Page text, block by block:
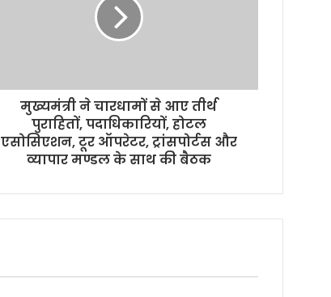
मुख्यमंत्री ने चारधामों से आए तीर्थ
पुराहितों, पदाधिकारियों, होटल
एसोसिएशन, टूर ऑपरेटर, ट्रांसपोर्टस और
व्यापार मण्डल के साथ की बैठक